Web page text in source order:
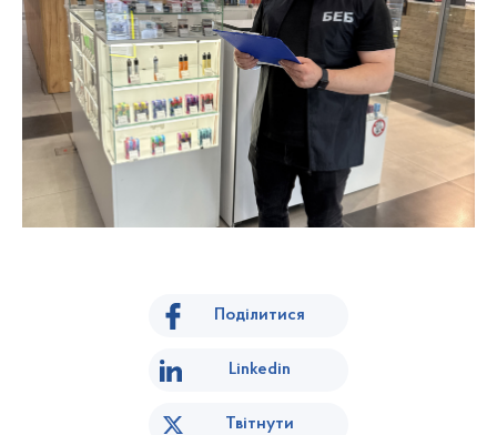
Поділитися
Linkedin
Твітнути